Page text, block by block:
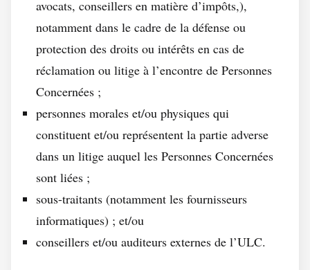
avocats, conseillers en matière d’impôts,),
notamment dans le cadre de la défense ou
protection des droits ou intérêts en cas de
réclamation ou litige à l’encontre de Personnes
Concernées ;
personnes morales et/ou physiques qui
constituent et/ou représentent la partie adverse
dans un litige auquel les Personnes Concernées
sont liées ;
sous-traitants (notamment les fournisseurs
informatiques) ; et/ou
conseillers et/ou auditeurs externes de l’ULC.